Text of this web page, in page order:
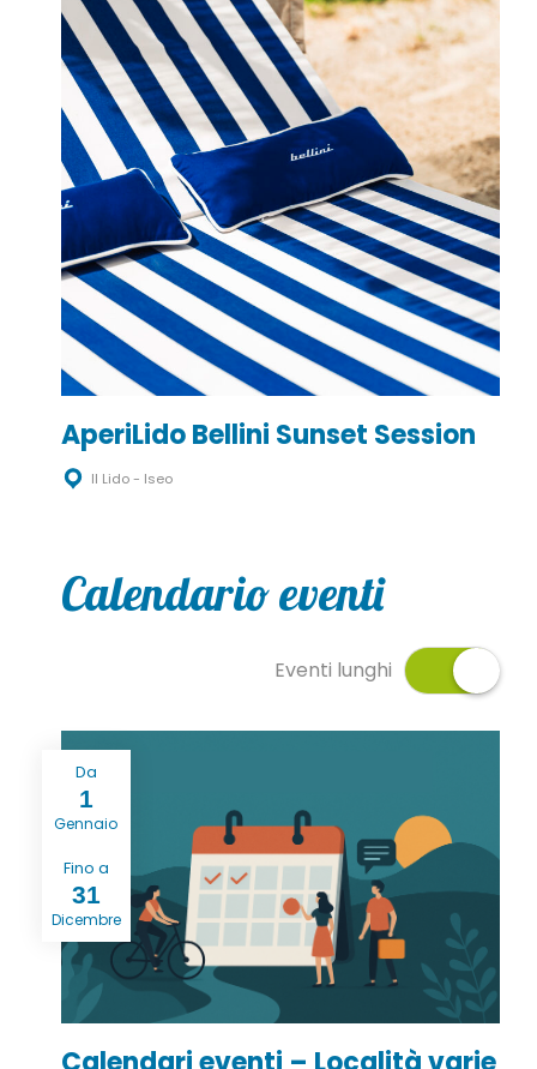
AperiLido Bellini Sunset Session
Il Lido - Iseo
Calendario eventi
Eventi lunghi
Da
1
Gennaio
Fino a
31
Dicembre